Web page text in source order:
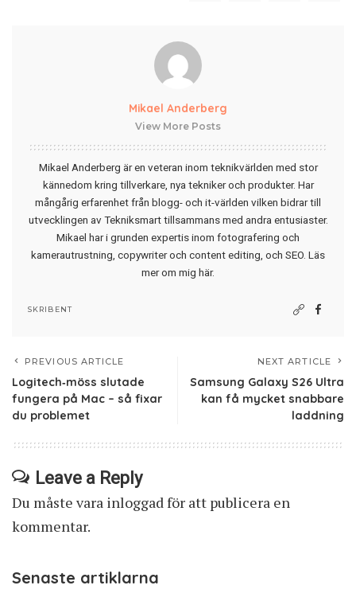
Mikael Anderberg
View More Posts
Mikael Anderberg är en veteran inom teknikvärlden med stor
kännedom kring tillverkare, nya tekniker och produkter. Har
mångårig erfarenhet från blogg- och it-världen vilken bidrar till
utvecklingen av Tekniksmart tillsammans med andra entusiaster.
Mikael har i grunden expertis inom fotografering och
kamerautrustning, copywriter och content editing, och SEO. Läs
mer om mig här.
SKRIBENT
PREVIOUS ARTICLE
Logitech‑möss slutade
fungera på Mac – så fixar
du problemet
NEXT ARTICLE
Samsung Galaxy S26 Ultra
kan få mycket snabbare
laddning
Leave a Reply
Du måste vara inloggadför att publicera en
kommentar.
Senaste artiklarna